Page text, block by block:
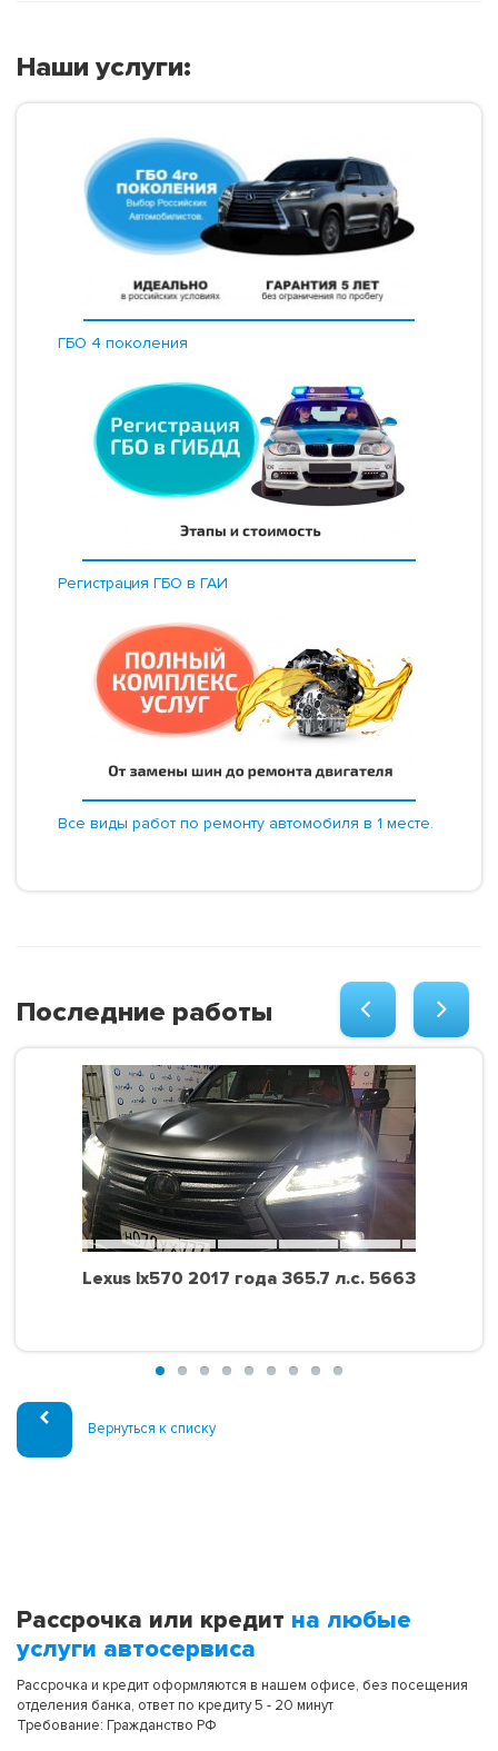
Наши услуги:
ГБО 4 поколения
Регистрация ГБО в ГАИ
Все виды работ по ремонту автомобиля в 1 месте.
Последние работы
Lexus lx570 2017 года 365.7 л.с. 5663
Вернуться к списку
Рассрочка или кредит на любые
услуги автосервиса
Рассрочка и кредит оформляются в нашем офисе, без посещения
отделения банка, ответ по кредиту 5 - 20 минут
Требование: Гражданство РФ